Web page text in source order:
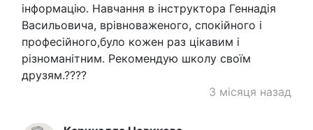
інформацію. Навчання в інструктора Геннадія
Васильовича, врівноваженого, спокійного і
професійного,було кожен раз цікавим і
різноманітним. Рекомендую школу своїм
друзям.????
3 місяця назад